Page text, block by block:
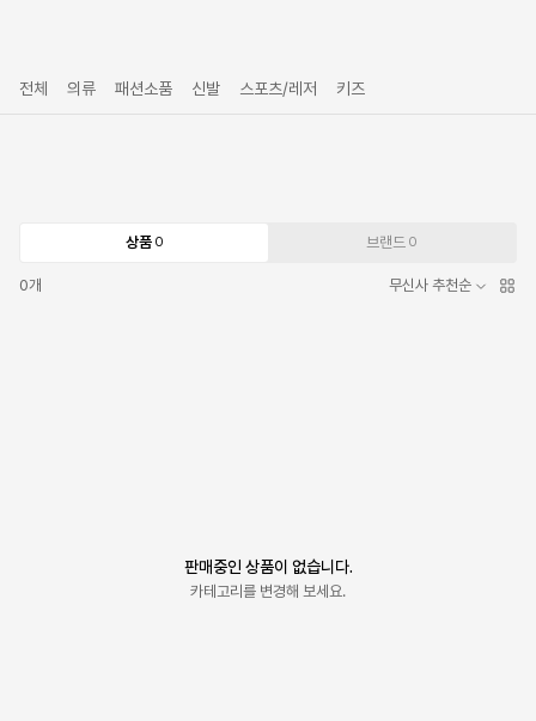
전체 의류 패션소품 신발 스포츠/레저 키즈
상품 0 브랜드 0
0개 무신사 추천순
판매중인 상품이 없습니다.
카테고리를 변경해 보세요.